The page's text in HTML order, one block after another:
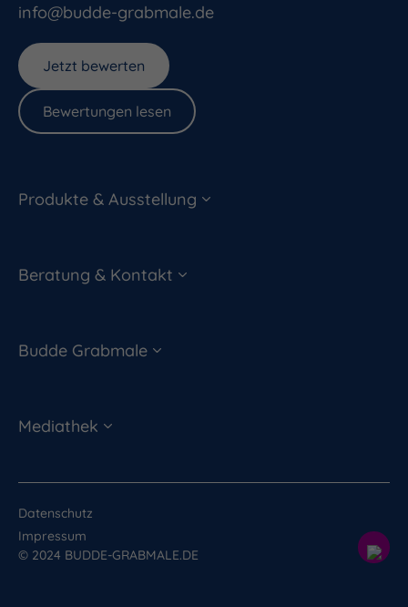
info@budde-grabmale.de
Jetzt bewerten
Bewertungen lesen
Produkte & Ausstellung
Beratung & Kontakt
Budde Grabmale
Mediathek
© 2024 BUDDE-GRABMALE.DE
Datenschutz
Impressum